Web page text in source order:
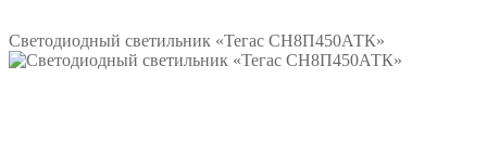
Светодиодный светильник «Тегас СН8П450АТК»